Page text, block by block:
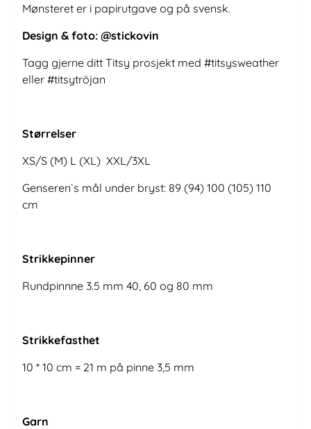
Mønsteret er i papirutgave og på svensk.
Design & foto: @stickovin
Tagg gjerne ditt Titsy prosjekt med #titsysweather
eller #titsytröjan
Størrelser
XS/S (M) L (XL) XXL/3XL
Genseren`s mål under bryst: 89 (94) 100 (105) 110
cm
Strikkepinner
Rundpinnne 3.5 mm 40, 60 og 80 mm
Strikkefasthet
10 * 10 cm = 21 m på pinne 3,5 mm
Garn